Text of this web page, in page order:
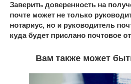
Заверить доверенность на
почте может не только
нотариус, но и руководитель
куда будет прислано почтовое
Вам также может